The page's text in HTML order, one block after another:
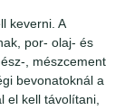
keverni. A
por- olaj- és
, mészcement
bevonatoknál a
el kell távolítani,